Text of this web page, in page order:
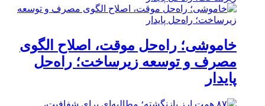
خاموشی؛ راه‌حل موقت، اصلاح الگوی
مصرف و توسعه زیرساخت؛ راه‌حل
پایدار